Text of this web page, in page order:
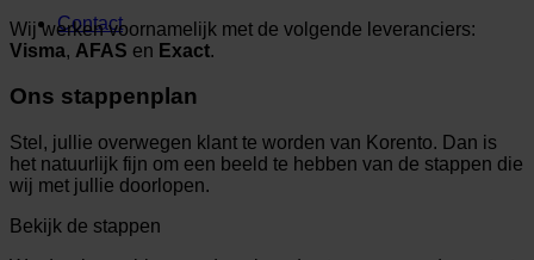
Contact
Wij werken voornamelijk met de volgende leveranciers:
Visma, AFAS en Exact.
Ons stappenplan
Stel, jullie overwegen klant te worden van Korento. Dan is
het natuurlijk fijn om een beeld te hebben van de stappen die
wij met jullie doorlopen.
Bekijk de stappen